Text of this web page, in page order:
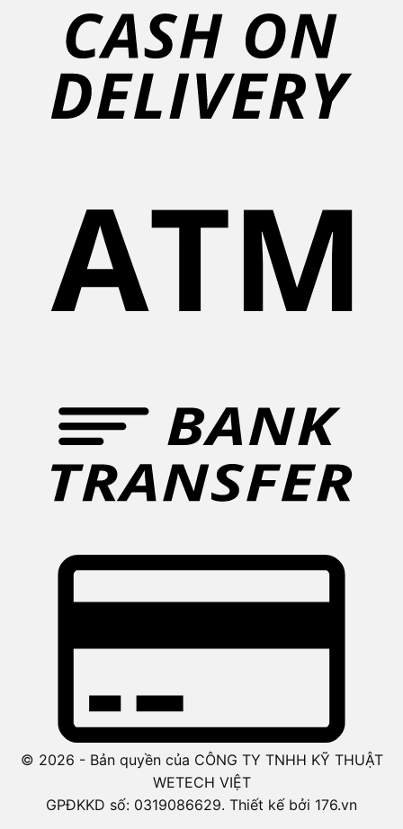
© 2026 - Bản quyền của CÔNG TY TNHH KỸ THUẬT
WETECH VIỆT
GPĐKKD số: 0319086629. Thiết kế bởi 176.vn